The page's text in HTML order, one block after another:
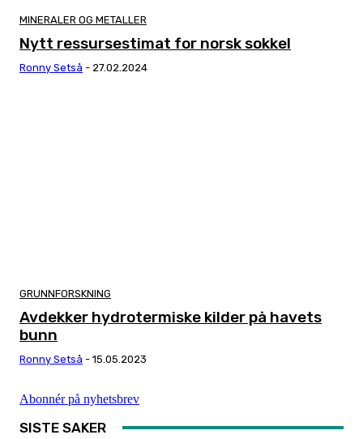
MINERALER OG METALLER
Nytt ressursestimat for norsk sokkel
Ronny Setså - 27.02.2024
GRUNNFORSKNING
Avdekker hydrotermiske kilder på havets
bunn
Ronny Setså - 15.05.2023
Abonnér på nyhetsbrev
SISTE SAKER